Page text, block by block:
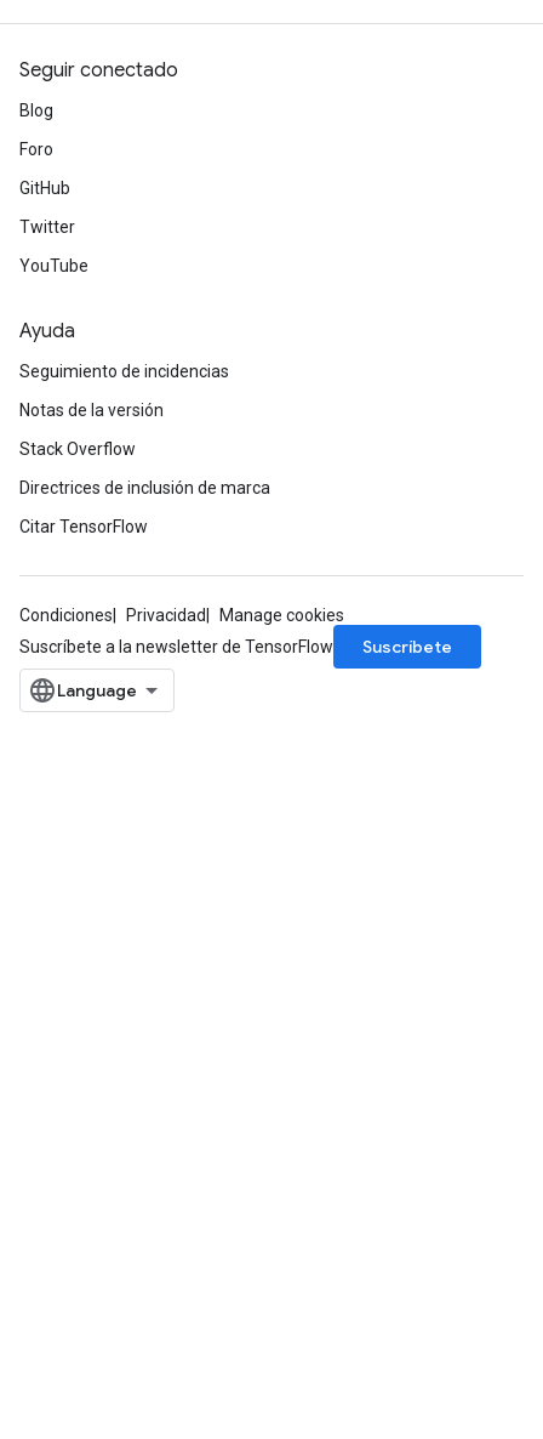
Seguir conectado
Blog
Foro
GitHub
Twitter
YouTube
Ayuda
Seguimiento de incidencias
Notas de la versión
Stack Overflow
Directrices de inclusión de marca
Citar TensorFlow
Condiciones Privacidad
Manage cookies
Suscríbete a la newsletter de TensorFlow
Suscríbete